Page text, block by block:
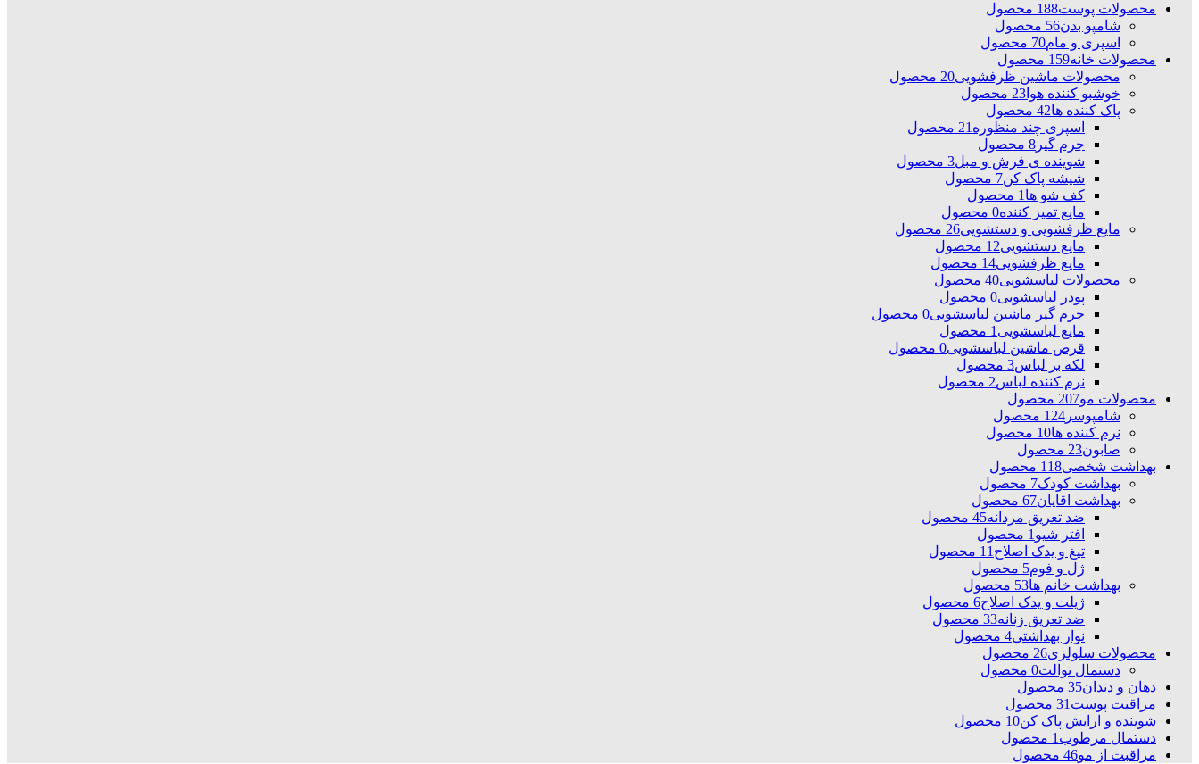
محصولات پوست188 محصول
شامپو بدن56 محصول
اسپری و مام70 محصول
محصولات خانه159 محصول
محصولات ماشین ظرفشویی20 محصول
خوشبو کننده هوا 23 محصول
پاک کننده ها42 محصول
اسپری چند منظوره21 محصول
جرم گیر 8 محصول
شوینده ی فرش و مبل3 محصول
شیشه پاک کن7 محصول
کف شو ها1 محصول
مایع تمیز کننده0 محصول
مایع ظرفشویی و دستشویی26 محصول
مایع دستشویی12 محصول
مایع ظرفشویی14 محصول
محصولات لباسشویی40 محصول
پودر لباسشویی0 محصول
جرم گیر ماشین لباسشویی0 محصول
مایع لباسشویی1 محصول
قرص ماشین لباسشویی0 محصول
لکه بر لباس3 محصول
نرم کننده لباس2 محصول
محصولات مو207 محصول
شامپوسر 124 محصول
نرم کننده ها10 محصول
صابون23 محصول
بهداشت شخصی118 محصول
بهداشت کودک7 محصول
بهداشت اقایان67 محصول
ضد تعریق مردانه45 محصول
افتر شیو1 محصول
تیغ و یدک اصلاح11 محصول
ژل و فوم5 محصول
بهداشت خانم ها53 محصول
ژیلت و یدک اصلاح6 محصول
ضد تعریق زنانه33 محصول
نوار بهداشتی4 محصول
محصولات سلولزی26 محصول
دستمال توالت0 محصول
دهان و دندان35 محصول
مراقبت پوست31 محصول
شوینده و ارایش پاک کن10 محصول
دستمال مرطوب1 محصول
مراقبت از مو46 محصول